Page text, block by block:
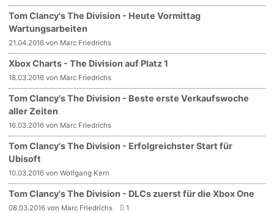
Tom Clancy's The Division - Heute Vormittag
Wartungsarbeiten
21.04.2016 von Marc Friedrichs
Xbox Charts - The Division auf Platz 1
18.03.2016 von Marc Friedrichs
Tom Clancy's The Division - Beste erste Verkaufswoche
aller Zeiten
16.03.2016 von Marc Friedrichs
Tom Clancy's The Division - Erfolgreichster Start für
Ubisoft
10.03.2016 von Wolfgang Kern
Tom Clancy's The Division - DLCs zuerst für die Xbox One
08.03.2016 von Marc Friedrichs 1